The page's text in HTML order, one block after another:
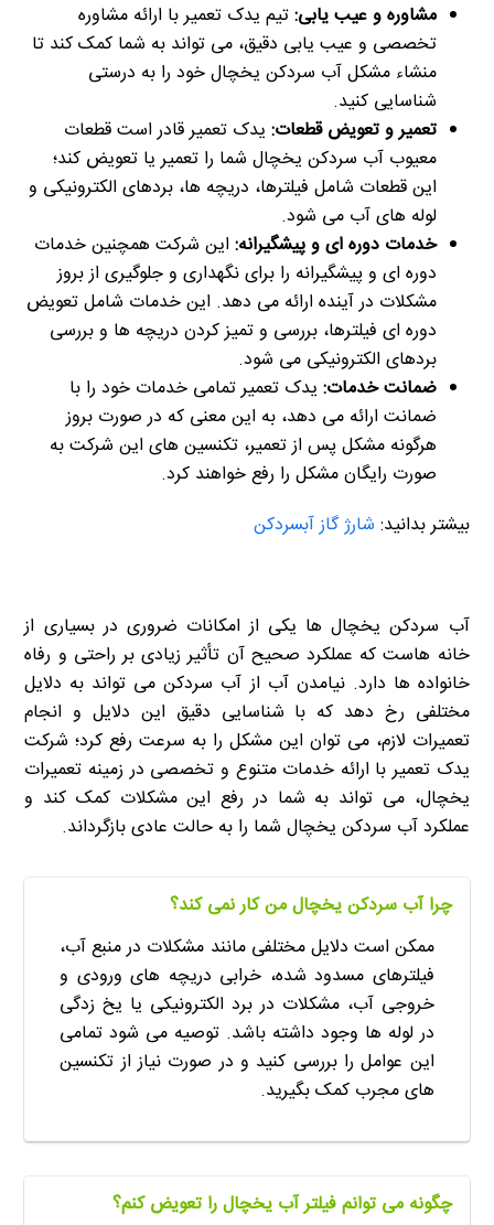
مشاوره و عیب یابی:تیم یدک تعمیر با ارائه مشاوره
تخصصی و عیب یابی دقیق، می تواند به شما کمک کند تا
منشاء مشکل آب سردکن یخچال خود را به درستی
شناسایی کنید.
تعمیر و تعویض قطعات: یدک تعمیر قادر است قطعات
معیوب آب سردکن یخچال شما را تعمیر یا تعویض کند؛
این قطعات شامل فیلترها، دریچه ها، بردهای الکترونیکی و
لوله های آب می شود.
خدمات دوره ای و پیشگیرانه: این شرکت همچنین خدمات
دوره ای و پیشگیرانه را برای نگهداری و جلوگیری از بروز
مشکلات در آینده ارائه می دهد. این خدمات شامل تعویض
دوره ای فیلترها، بررسی و تمیز کردن دریچه ها و بررسی
بردهای الکترونیکی می شود.
ضمانت خدمات: یدک تعمیر تمامی خدمات خود را با
ضمانت ارائه می دهد، به این معنی که در صورت بروز
هرگونه مشکل پس از تعمیر، تکنسین های این شرکت به
صورت رایگان مشکل را رفع خواهند کرد.
بیشتر بدانید: شارژ گاز آبسردکن
آب سردکن یخچال ها یکی از امکانات ضروری در بسیاری از
خانه هاست که عملکرد صحیح آن تأثیر زیادی بر راحتی و رفاه
خانواده ها دارد. نیامدن آب از آب سردکن می تواند به دلایل
مختلفی رخ دهد که با شناسایی دقیق این دلایل و انجام
تعمیرات لازم، می توان این مشکل را به سرعت رفع کرد؛ شرکت
یدک تعمیر با ارائه خدمات متنوع و تخصصی در زمینه تعمیرات
یخچال، می تواند به شما در رفع این مشکلات کمک کند و
عملکرد آب سردکن یخچال شما را به حالت عادی بازگرداند.
چرا آب سردکن یخچال من کار نمی کند؟
ممکن است دلایل مختلفی مانند مشکلات در منبع آب،
فیلترهای مسدود شده، خرابی دریچه های ورودی و
خروجی آب، مشکلات در برد الکترونیکی یا یخ زدگی
در لوله ها وجود داشته باشد. توصیه می شود تمامی
این عوامل را بررسی کنید و در صورت نیاز از تکنسین
های مجرب کمک بگیرید.
چگونه می توانم فیلتر آب یخچال را تعویض کنم؟